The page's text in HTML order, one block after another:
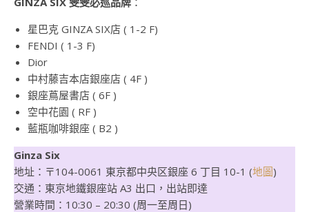
星巴克 GINZA SIX店 ( 1-2 F)
FENDI ( 1-3 F)
Dior
中村藤吉本店銀座店 ( 4F )
銀座蔦屋書店 ( 6F )
空中花園 ( RF )
藍瓶咖啡銀座 ( B2 )
Ginza Six
地址：〒104-0061 東京都中央区銀座 6 丁目 10-1 (地圖)
交通：東京地鐵銀座站 A3 出口，出站即達
營業時間：10:30 – 20:30 (周一至周日)